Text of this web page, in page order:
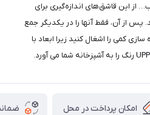
از این قاشق‌های اندازه‌گیری برای
پس از آن، فقط آنها را در یکدیگر جمع
کمی را اشغال کنید زیرا ابعاد با
امکان پرداخت در محل